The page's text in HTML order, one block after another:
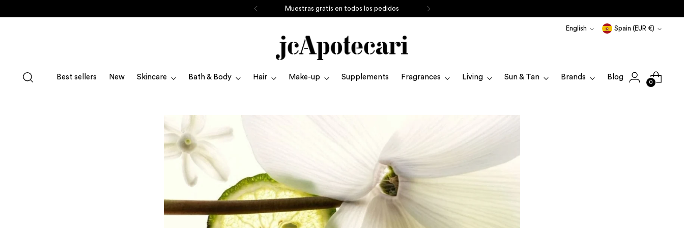
Muestras gratis en todos los pedidos
Language
English Currency Spain (EUR €)
Best sellers New Skincare Bath & Body Hair Make-up Supplements Fragrances Living Sun & Tan Brands Blog
0